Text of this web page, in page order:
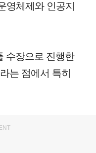
영체제와 인공지
수장으로 진행한
는 점에서 특히